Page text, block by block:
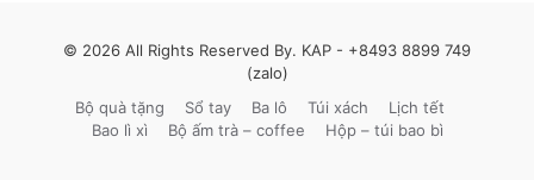
© 2026 All Rights Reserved By. KAP - +8493 8899 749
(zalo)
Bộ quà tặng
Sổ tay Ba lô Túi xách
Lịch tết
Bao lì xì
Bộ ấm trà – coffee Hộp – túi bao bì